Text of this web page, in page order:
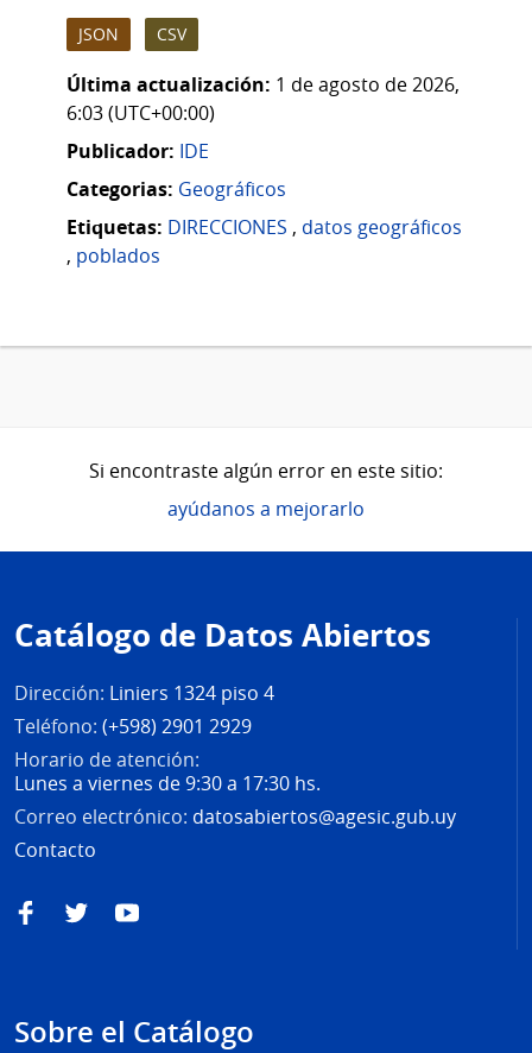
JSON CSV
Última actualización: 1 de agosto de 2026,
6:03 (UTC+00:00)
Publicador: IDE
Categorias: Geográficos
Etiquetas: DIRECCIONES , datos geográficos
, poblados
Si encontraste algún error en este sitio:
ayúdanos a mejorarlo
de
página
Catálogo de Datos Abiertos
Dirección: Liniers 1324 piso 4
Teléfono: (+598) 2901 2929
Horario de atención:
Lunes a viernes de 9:30 a 17:30 hs.
Correo electrónico: datosabiertos@agesic.gub.uy
Contacto
FacebookTwitterYouTube
Sobre el Catálogo